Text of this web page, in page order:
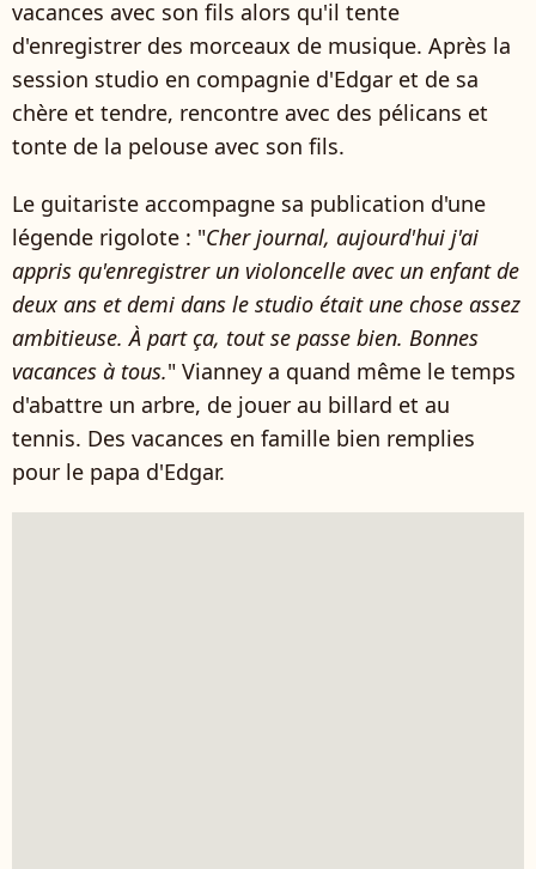
vacances avec son fils alors qu'il tente
d'enregistrer des morceaux de musique. Après la
session studio en compagnie d'Edgar et de sa
chère et tendre, rencontre avec des pélicans et
tonte de la pelouse avec son fils.
Le guitariste accompagne sa publication d'une
légende rigolote : "Cher journal, aujourd'hui j'ai
appris qu'enregistrer un violoncelle avec un enfant de
deux ans et demi dans le studio était une chose assez
ambitieuse. À part ça, tout se passe bien. Bonnes
vacances à tous." Vianney a quand même le temps
d'abattre un arbre, de jouer au billard et au
tennis. Des vacances en famille bien remplies
pour le papa d'Edgar.